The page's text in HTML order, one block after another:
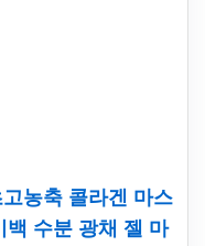
농축 콜라겐 마스
백 수분 광채 젤 마